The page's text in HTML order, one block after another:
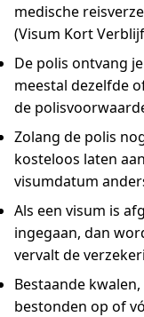
medische
(Visum Kort
De polis ontvang
meestal dezelfde
de
Zolang de polis
kosteloos laten
visumdatum
Als een visum is
ingegaan, dan
vervalt de
Bestaande
bestonden op of